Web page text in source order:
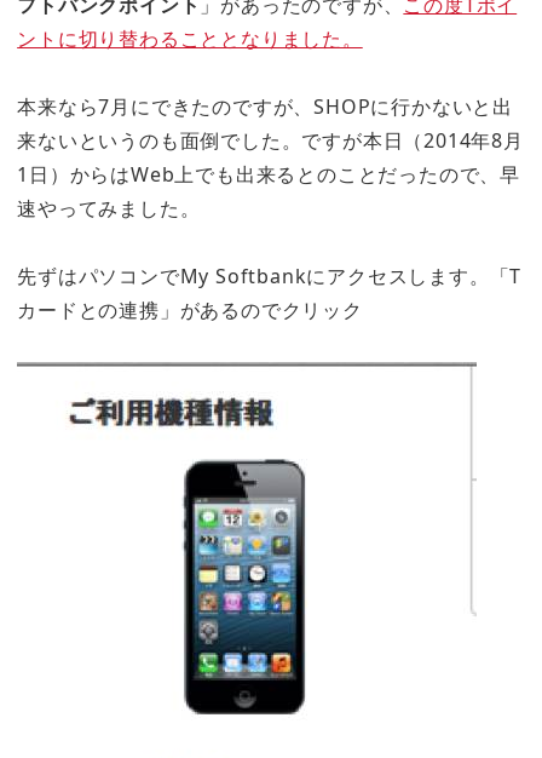
ントに切り替わることとなりました。
本来なら7月にできたのですが、SHOPに行かないと出
来ないというのも面倒でした。ですが本日（2014年8月
1日）からはWeb上でも出来るとのことだったので、早
速やってみました。
先ずはパソコンでMy Softbankにアクセスします。「T
カードとの連携」があるのでクリック